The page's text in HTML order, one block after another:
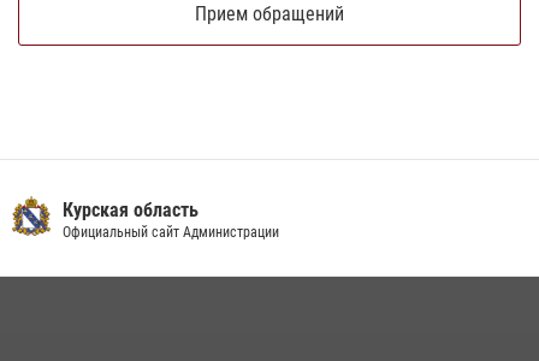
Прием обращений
Курская область
Официальный сайт Администрации